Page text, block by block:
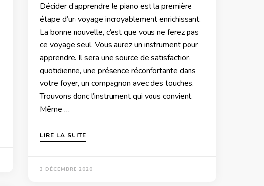
Décider d’apprendre le piano est la première
étape d’un voyage incroyablement enrichissant.
La bonne nouvelle, c’est que vous ne ferez pas
ce voyage seul. Vous aurez un instrument pour
apprendre. Il sera une source de satisfaction
quotidienne, une présence réconfortante dans
votre foyer, un compagnon avec des touches.
Trouvons donc l’instrument qui vous convient.
Même …
LIRE LA SUITE
3 DÉCEMBRE 2020